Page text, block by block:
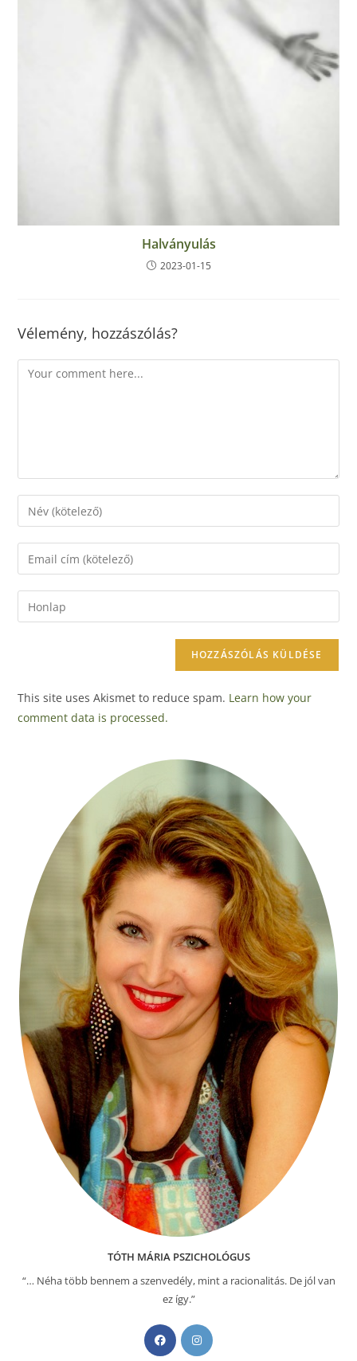
Halványulás
2023-01-15
Vélemény, hozzászólás?
This site uses Akismet to reduce spam. Learn how your
comment data is processed.
TÓTH MÁRIA PSZICHOLÓGUS
“… Néha több bennem a szenvedély, mint a racionalitás. De jól van
ez így.”